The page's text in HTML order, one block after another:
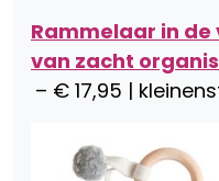
Rammelaar in
van zacht
– € 17,95 |